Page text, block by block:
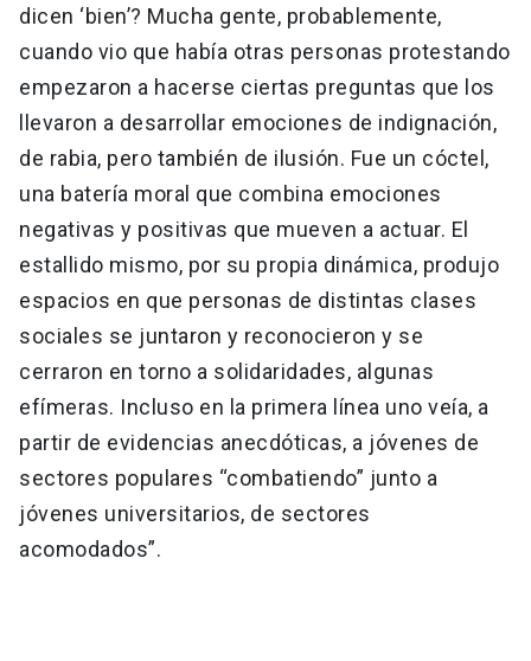
dicen ‘bien’? Mucha gente, probablemente,
cuando vio que había otras personas protestando
empezaron a hacerse ciertas preguntas que los
llevaron a desarrollar emociones de indignación,
de rabia, pero también de ilusión. Fue un cóctel,
una batería moral que combina emociones
negativas y positivas que mueven a actuar. El
estallido mismo, por su propia dinámica, produjo
espacios en que personas de distintas clases
sociales se juntaron y reconocieron y se
cerraron en torno a solidaridades, algunas
efímeras. Incluso en la primera línea uno veía, a
partir de evidencias anecdóticas, a jóvenes de
sectores populares “combatiendo” junto a
jóvenes universitarios, de sectores
acomodados”.